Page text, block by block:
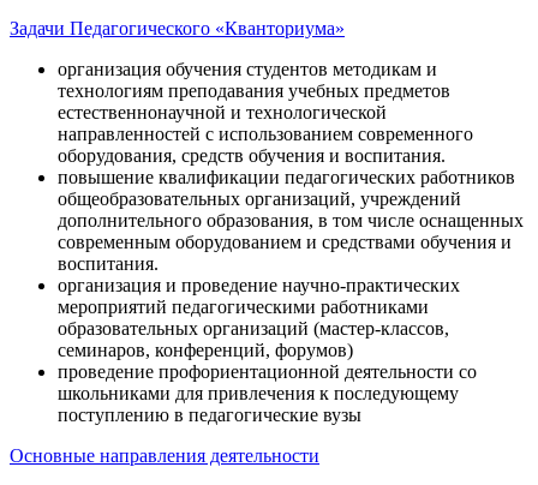
Задачи Педагогического «Кванториума»
организация обучения студентов методикам и
технологиям преподавания учебных предметов
естественнонаучной и технологической
направленностей с использованием современного
оборудования, средств обучения и воспитания.
повышение квалификации педагогических работников
общеобразовательных организаций, учреждений
дополнительного образования, в том числе оснащенных
современным оборудованием и средствами обучения и
воспитания.
организация и проведение научно-практических
мероприятий педагогическими работниками
образовательных организаций (мастер-классов,
семинаров, конференций, форумов)
проведение профориентационной деятельности со
школьниками для привлечения к последующему
поступлению в педагогические вузы
Основные направления деятельности